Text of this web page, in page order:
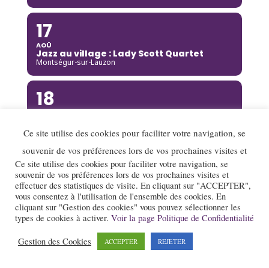
17
AOÛ
Jazz au village : Lady Scott Quartet
Montségur-sur-Lauzon
18
Annecy
18
AOÛ
Camille Heim Quintet
La Garde-Adhémar
18
AOÛ
Ce site utilise des cookies pour faciliter votre navigation, se
souvenir de vos préférences lors de vos prochaines visites et
Ce site utilise des cookies pour faciliter votre navigation, se
souvenir de vos préférences lors de vos prochaines visites et
effectuer des statistiques de visite. En cliquant sur "ACCEPTER",
vous consentez à l'utilisation de l'ensemble des cookies. En
cliquant sur "Gestion des cookies" vous pouvez sélectionner les
types de cookies à activer. Voir la page Politique de Confidentialité
Gestion des Cookies ACCEPTER REJETER